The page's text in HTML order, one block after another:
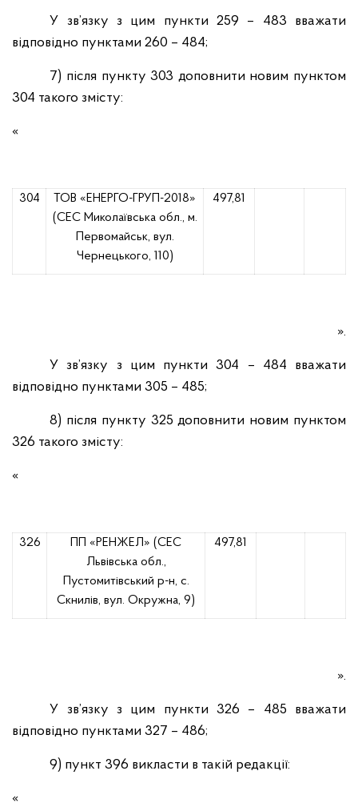
У зв’язку з цим пункти 259 – 483 вважати
відповідно пунктами 260 – 484;
7) після пункту 303 доповнити новим пунктом
304 такого змісту:
«
304
ТОВ «ЕНЕРГО-ГРУП-2018»
(СЕС Миколаївська обл., м.
Первомайськ, вул.
Чернецького, 110)
497,81
».
У зв’язку з цим пункти 304 – 484 вважати
відповідно пунктами 305 – 485;
8) після пункту 325 доповнити новим пунктом
326 такого змісту:
«
326
ПП «РЕНЖЕЛ» (СЕС
Львівська обл.,
Пустомитівський р-н, с.
Скнилів, вул. Окружна, 9)
497,81
».
У зв’язку з цим пункти 326 – 485 вважати
відповідно пунктами 327 – 486;
9) пункт 396 викласти в такій редакції:
«